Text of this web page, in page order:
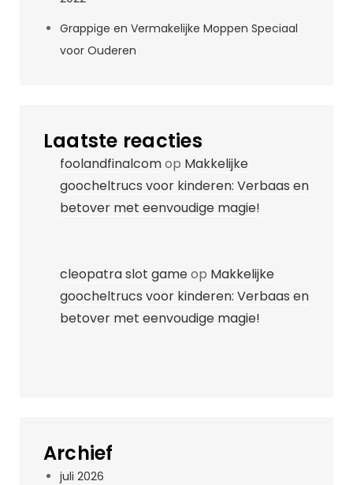
Grappige en Vermakelijke Moppen Speciaal
voor Ouderen
Laatste reacties
foolandfinalcomop Makkelijke
goocheltrucs voor kinderen: Verbaas en
betover met eenvoudige magie!
cleopatra slot gameop Makkelijke
goocheltrucs voor kinderen: Verbaas en
betover met eenvoudige magie!
Archief
juli 2026